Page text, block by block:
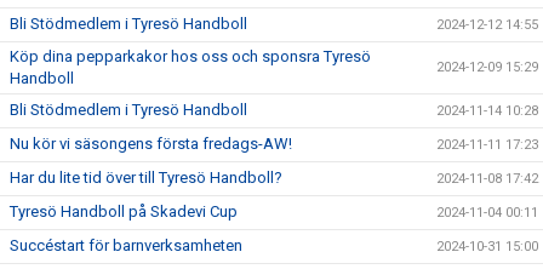
Bli Stödmedlem i Tyresö Handboll 2024-12-12 14:55
Köp dina pepparkakor hos oss och sponsra Tyresö
Handboll
2024-12-09 15:29
Bli Stödmedlem i Tyresö Handboll 2024-11-14 10:28
Nu kör vi säsongens första fredags-AW! 2024-11-11 17:23
Har du lite tid över till Tyresö Handboll? 2024-11-08 17:42
Tyresö Handboll på Skadevi Cup 2024-11-04 00:11
Succéstart för barnverksamheten 2024-10-31 15:00